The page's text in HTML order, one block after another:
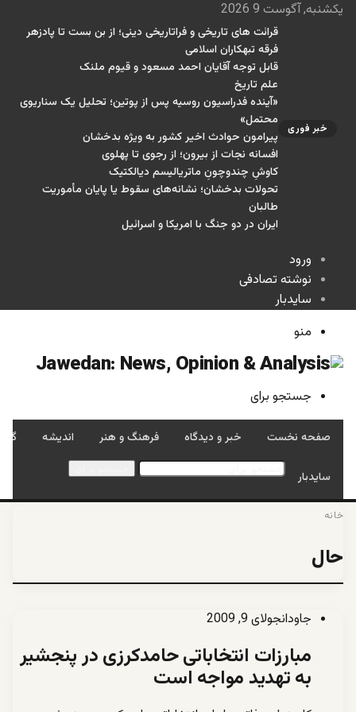
یکشنبه, آگوست 9 2026
خبر فوری
قرائت های تاریخی و فراتاریخی دینی؛ از بن بست تا پادزهر
فرقه تبهکاران اسلامی
قابل توجه آقایان احمد مسعود و قیوم ملنک
علم تاریخ
«آینده فدراسیون روسیه پس از پوتین؛ تحلیل یک سناریوی
محتمل»
پیرامون حوادث اخیر کشور به ویژه بدخشان
افسانه نجات از بیرون؛ از رجوی تا پهلوی
کاوشِ چندو‌چونِ ماتریالیسم دیالکتیک
تحولات بدخشان؛ نشانه‌های سقوط یا پایان مأموریت
طالبان
ایران در دو جنگ با امریکا و اسرائیل
ورود
نوشته تصادفی
سایدبار
منو
جستجو برای
صفحه نخست خبر و دیدگاه فرهنگ و هنر اندیشه
سایدبار
خانه
حال
جاودانجولای 9, 2009
مبارزات انتخاباتى حامدکرزى در پنجشير
به تهديد مواجه است